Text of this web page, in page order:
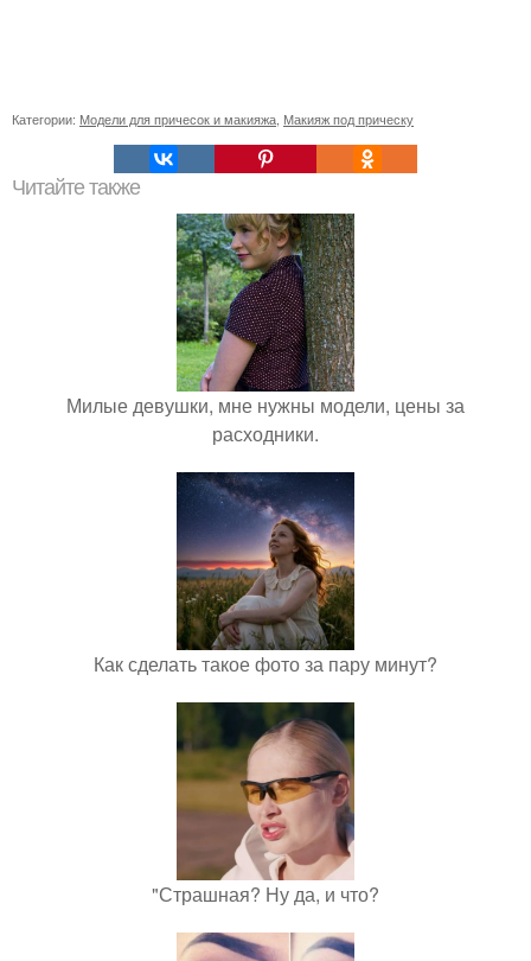
Категории: Модели для причесок и макияжа Макияж под прическу
Читайте также
Милые девушки, мне нужны модели, цены за
расходники.
Как сделать такое фото за пару минут?
"Страшная? Ну да, и что?